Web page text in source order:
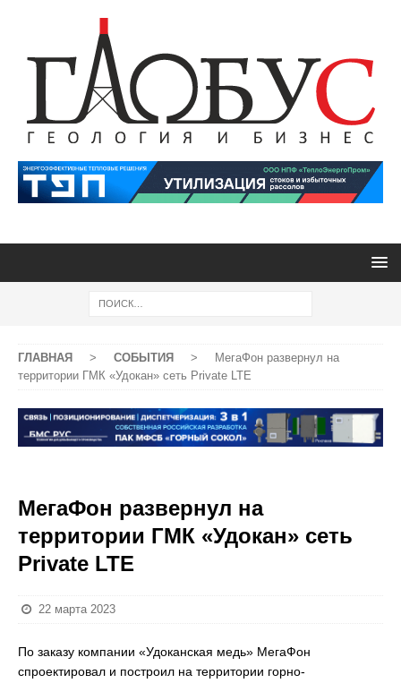
ГЛАВНАЯ > СОБЫТИЯ >
МегаФон развернул на
территории ГМК «Удокан» сеть Private LTE
МегаФон развернул на
территории ГМК «Удокан» сеть
Private LTE
22 марта 2023
По заказу компании «Удоканская медь» МегаФон
спроектировал и построил на территории горно-